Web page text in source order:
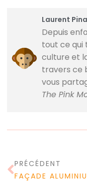
Laurent
Depuis
tout ce qui
culture et
travers ce
vous
The Pink
PRÉCÉDENT